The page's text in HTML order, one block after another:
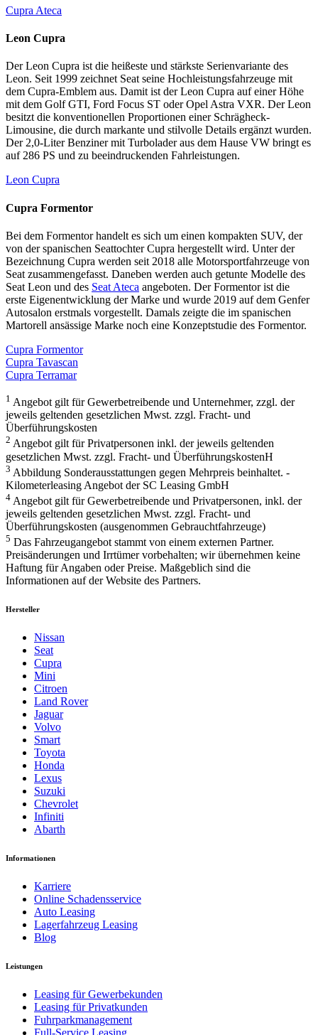
Cupra Ateca
Leon Cupra
Der Leon Cupra ist die heißeste und stärkste Serienvariante des
Leon. Seit 1999 zeichnet Seat seine Hochleistungsfahrzeuge mit
dem Cupra-Emblem aus. Damit ist der Leon Cupra auf einer Höhe
mit dem GolfGTI, Ford Focus ST oder Opel Astra VXR. Der Leon
besitzt die konventionellen Proportionen einer Schrägheck-
Limousine, die durch markante und stilvolle Details ergänzt wurden.
Der 2,0-Liter Benziner mit Turbolader aus dem Hause VW bringt es
auf 286 PS und zu beeindruckenden Fahrleistungen.
Leon Cupra
Cupra Formentor
Bei dem Formentor handelt es sich um einen kompakten SUV, der
von der spanischen Seattochter Cupra hergestellt wird. Unter der
Bezeichnung Cupra werden seit 2018 alle Motorsportfahrzeuge von
Seat zusammengefasst. Daneben werden auch getunte Modelle des
Seat Leon und des Seat Ateca angeboten. Der Formentor ist die
erste Eigenentwicklung der Marke und wurde 2019 auf dem Genfer
Autosalon erstmals vorgestellt. Damals zeigte die im spanischen
Martorell ansässige Marke noch eine Konzeptstudie des Formentor.
Cupra Formentor
Cupra Tavascan
Cupra Terramar
1 Angebot gilt für Gewerbetreibende und Unternehmer, zzgl. der
jeweils geltenden gesetzlichen Mwst. zzgl. Fracht- und
Überführungskosten
2 Angebot gilt für Privatpersonen inkl. der jeweils geltenden
gesetzlichen Mwst. zzgl. Fracht- und ÜberführungskostenH
3 Abbildung Sonderausstattungen gegen Mehrpreis beinhaltet. -
Kilometerleasing Angebot der SC Leasing GmbH
4 Angebot gilt für Gewerbetreibende und Privatpersonen, inkl. der
jeweils geltenden gesetzlichen Mwst. zzgl. Fracht- und
Überführungskosten (ausgenommen Gebrauchtfahrzeuge)
5 Das Fahrzeugangebot stammt von einem externen Partner.
Preisänderungen und Irrtümer vorbehalten; wir übernehmen keine
Haftung für Angaben oder Preise. Maßgeblich sind die
Informationen auf der Website des Partners.
Hersteller
Nissan
Seat
Cupra
Mini
Citroen
Land Rover
Jaguar
Volvo
Smart
Toyota
Honda
Lexus
Suzuki
Chevrolet
Infiniti
Abarth
Informationen
Karriere
Online Schadensservice
Auto Leasing
Lagerfahrzeug Leasing
Blog
Leistungen
Leasing für Gewerbekunden
Leasing für Privatkunden
Fuhrparkmanagement